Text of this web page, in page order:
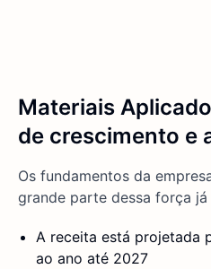
Materiais
de crescimento e
Os fundamentos da
grande parte dessa força
A receita está projetada
ao ano até 2027